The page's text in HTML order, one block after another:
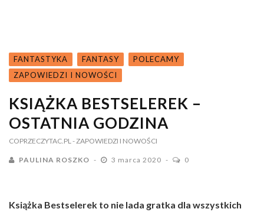
FANTASTYKA FANTASY
POLECAMY
ZAPOWIEDZI I NOWOŚCI
KSIĄŻKA BESTSELEREK –
OSTATNIA GODZINA
COPRZECZYTAC.PL - ZAPOWIEDZI I NOWOŚCI
PAULINA ROSZKO 3 marca 2020 0
Książka Bestselerek to nie lada gratka dla wszystkich